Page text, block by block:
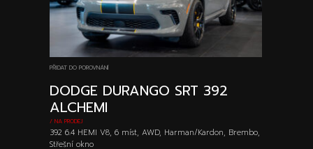
PŘIDAT DO POROVNÁNÍ
DODGE DURANGO SRT 392
ALCHEMI
/ NA PRODEJ
392 6.4 HEMI V8, 6 míst, AWD, Harman/Kardon, Brembo,
Střešní okno